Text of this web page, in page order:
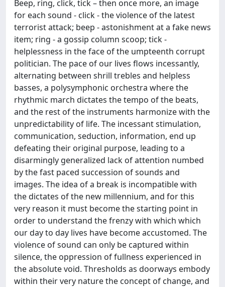
Beep, ring, click, tick – then once more, an image
for each sound - click - the violence of the latest
terrorist attack; beep - astonishment at a fake news
item; ring - a gossip column scoop; tick -
helplessness in the face of the umpteenth corrupt
politician. The pace of our lives flows incessantly,
alternating between shrill trebles and helpless
basses, a polysymphonic orchestra where the
rhythmic march dictates the tempo of the beats,
and the rest of the instruments harmonize with the
unpredictability of life. The incessant stimulation,
communication, seduction, information, end up
defeating their original purpose, leading to a
disarmingly generalized lack of attention numbed
by the fast paced succession of sounds and
images. The idea of a break is incompatible with
the dictates of the new millennium, and for this
very reason it must become the starting point in
order to understand the frenzy with which which
our day to day lives have become accustomed. The
violence of sound can only be captured within
silence, the oppression of fullness experienced in
the absolute void. Thresholds as doorways embody
within their very nature the concept of change, and